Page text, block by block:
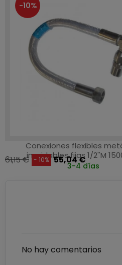
-10%
Conexiones flexibles
inoxidables fijas 1/2''M
61,15 € - 10% 55,04 €
3-4 días
No hay comentarios